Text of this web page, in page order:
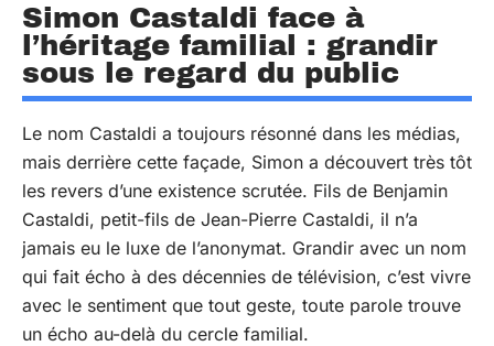
Simon Castaldi face à
l’héritage familial : grandir
sous le regard du public
Le nom Castaldi a toujours résonné dans les médias,
mais derrière cette façade, Simon a découvert très tôt
les revers d’une existence scrutée. Fils de Benjamin
Castaldi, petit-fils de Jean-Pierre Castaldi, il n’a
jamais eu le luxe de l’anonymat. Grandir avec un nom
qui fait écho à des décennies de télévision, c’est vivre
avec le sentiment que tout geste, toute parole trouve
un écho au-delà du cercle familial.